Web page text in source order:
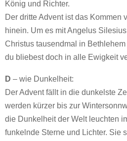
König und Richter.
Der dritte Advent ist das Kommen
hinein. Um es mit Angelus
Christus tausendmal in
du bliebest doch in alle Ewigkeit
D – wie Dunkelheit:
Der Advent fällt in die dunkelste
werden kürzer bis zur
die Dunkelheit der Welt leuchten
funkelnde Sterne und Lichter. Sie